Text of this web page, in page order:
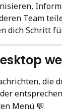
Team
Schritt
die
Menü 💬